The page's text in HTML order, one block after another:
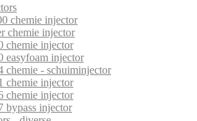
chemie injector
chemie injector
chemie injector
easyfoam injector
chemie - schuiminjector
chemie injector
chemie injector
bypass injector